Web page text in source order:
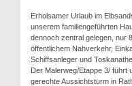
Erholsamer Urlaub im
unserem familiengeführten
dennoch zentral gelegen, nur
öffentlichem Nahverkehr,
Schiffsanleger und
Der Malerweg/Etappe 3/ führt
gerechte Aussichtsturm in